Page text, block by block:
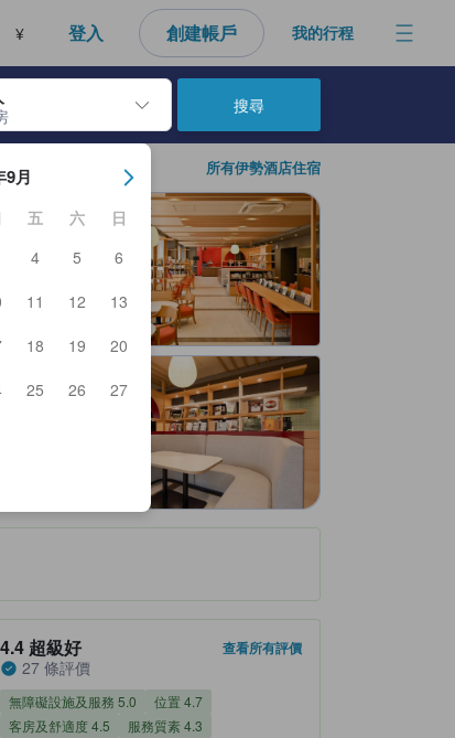
¥ 登入 創建帳戶 我的行程
鍵選擇日期後，入住日期將會選取。請重覆相同步驟以選
9月
五 六
日
4 5
6
11 12
13
18 19
20
25 26
27
搜尋
所有伊勢酒店住宿
4.4 超級好
27 條評價
查看所有評價
無障礙設施及服務 5.0
位置 4.7
客房及舒適度 4.5
服務質素 4.3